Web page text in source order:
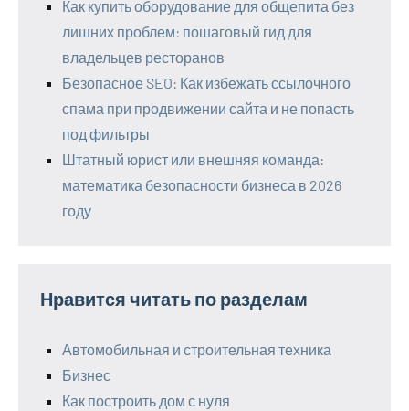
Как купить оборудование для общепита без
лишних проблем: пошаговый гид для
владельцев ресторанов
Безопасное SEO: Как избежать ссылочного
спама при продвижении сайта и не попасть
под фильтры
Штатный юрист или внешняя команда:
математика безопасности бизнеса в 2026
году
Нравится читать по разделам
Автомобильная и строительная техника
Бизнес
Как построить дом с нуля